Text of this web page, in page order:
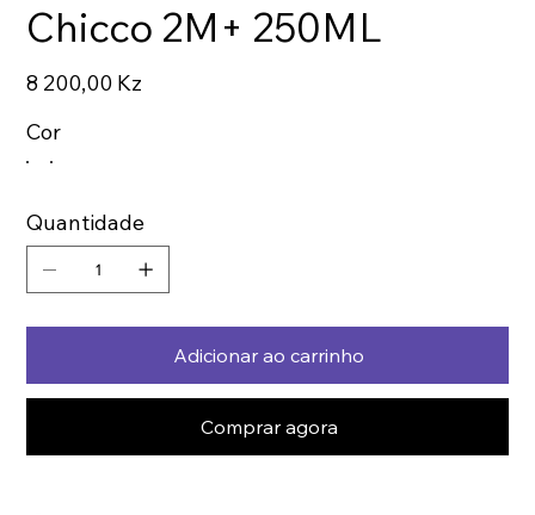
Chicco 2M+ 250ML
Preço
8 200,00 Kz
Cor
Quantidade
Adicionar ao carrinho
Comprar agora